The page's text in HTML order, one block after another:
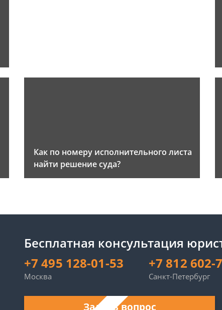
Как по номеру исполнительного листа
найти решение суда?
Бесплатная консультация
+7 495 128-01-53
Москва
+7 812 602-
Санкт-Петербург
Задать вопрос